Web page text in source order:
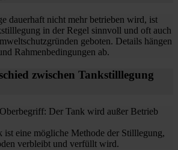
dauerhaft nicht mehr betrieben wird, ist
in der Regel sinnvoll und oft auch
geboten. Details hängen
Rahmenbedingungen ab.
zwischen Tankstilllegung
Der Tank wird außer Betrieb
eine mögliche Methode der Stilllegung,
verbleibt und verfüllt wird.